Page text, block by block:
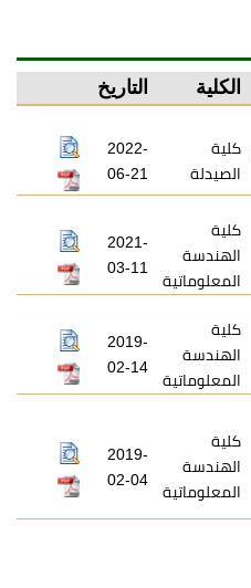
الكلية التاريخ
كلية
الصيدلة
2022-
06-21
كلية
الهندسة
المعلوماتية
2021-
03-11
كلية
الهندسة
المعلوماتية
2019-
02-14
كلية
الهندسة
المعلوماتية
2019-
02-04